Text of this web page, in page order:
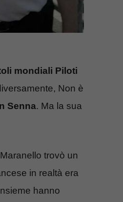
mondiali Piloti
Non è
Senna. Ma la sua
trovò un
in realtà era
hanno